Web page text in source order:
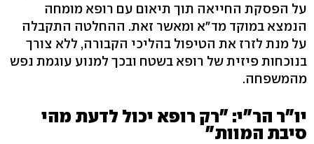
על הפסקת החייאה תוך תיאום עם רופא מומחה
הנמצא במוקד מד"א ומאשר זאת. ההחלטה התקבלה
על מנת לזרז את הטיפול בהליכי הקבורה, ללא צורך
בנוכחות פיזית של רופא בשטח ובכך למנוע עוגמת נפש
מהמשפחה.
יו"ר הר"י: "רק רופא יכול לדעת מהי
סיבת המוות"